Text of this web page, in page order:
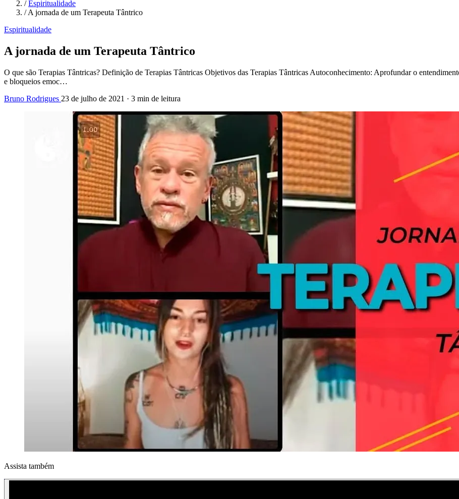
/ Espiritualidade
/ A jornada de um Terapeuta Tântrico
Espiritualidade
A jornada de um Terapeuta Tântrico
O que são Terapias Tântricas? Definição de Terapias Tântricas Objetivos das Terapias Tântricas Autoconhecimento: Aprofundar o
e bloqueios emoc…
Bruno Rodrigues 23 de julho de 2021 · 3 min de leitura
Assista também